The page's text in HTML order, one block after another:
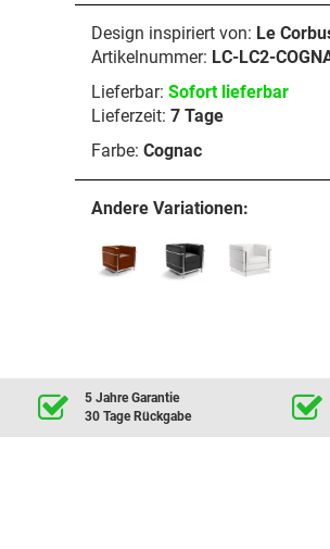
Design inspiriert von: Le
Artikelnummer: LC-LC2-
Lieferbar: Sofort lieferbar
Lieferzeit: 7 Tage
Farbe: Cognac
Andere Variationen:
5 Jahre Garantie
30 Tage Rückgabe